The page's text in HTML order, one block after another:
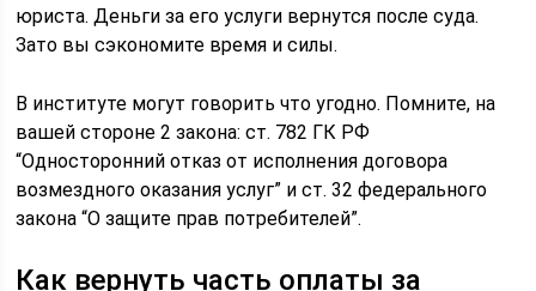
юриста. Деньги за его услуги вернутся после суда.
Зато вы сэкономите время и силы.
В институте могут говорить что угодно. Помните, на
вашей стороне 2 закона: ст. 782 ГК РФ
“Односторонний отказ от исполнения договора
возмездного оказания услуг” и ст. 32 федерального
закона “О защите прав потребителей”.
Как вернуть часть оплаты за